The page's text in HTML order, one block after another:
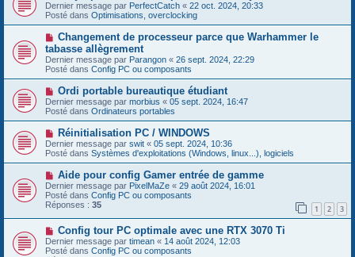
a
g
e
m
e
s
a
g
e
o
u
v
a
u
m
e
s
s
g
e
Dernier message par PerfectCatch « 22 oct. 2024, 20:33
Posté dans Optimisations, overclocking
N
o
u
v
e
a
u
m
e
s
s
a
g
e
Changement de processeur parce que Warhammer le
tabasse allègrement
Dernier message par Parangon « 26 sept. 2024, 22:29
Posté dans Config PC ou composants
N
o
u
v
e
a
u
m
e
s
s
a
g
e
Ordi portable bureautique étudiant
Dernier message par morbius « 05 sept. 2024, 16:47
Posté dans Ordinateurs portables
N
o
u
v
a
u
m
e
s
s
a
g
e
Réinitialisation PC / WINDOWS
Dernier message par swit « 05 sept. 2024, 10:36
Posté dans Systèmes d'exploitations (Windows, linux...), logiciels
N
o
u
v
e
a
u
m
e
Aide pour config Gamer entrée de gamme
Dernier message par PixelMaZe « 29 août 2024, 16:01
Posté dans Config PC ou composants
Réponses : 35 1 2 3
N
o
u
Config tour PC optimale avec une RTX 3070 Ti
Dernier message par timean « 14 août 2024, 12:03
Posté dans Config PC ou composants